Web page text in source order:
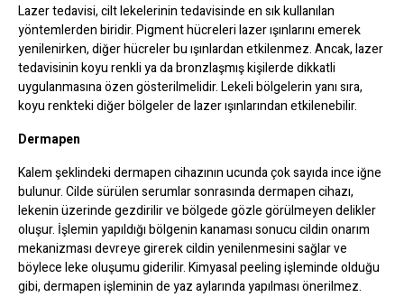
Lazer tedavisi, cilt lekelerinin tedavisinde en sık kullanılan
yöntemlerden biridir. Pigment hücreleri lazer ışınlarını emerek
yenilenirken, diğer hücreler bu ışınlardan etkilenmez. Ancak, lazer
tedavisinin koyu renkli ya da bronzlaşmış kişilerde dikkatli
uygulanmasına özen gösterilmelidir. Lekeli bölgelerin yanı sıra,
koyu renkteki diğer bölgeler de lazer ışınlarından etkilenebilir.
Dermapen
Kalem şeklindeki dermapen cihazının ucunda çok sayıda ince iğne
bulunur. Cilde sürülen serumlar sonrasında dermapen cihazı,
lekenin üzerinde gezdirilir ve bölgede gözle görülmeyen delikler
oluşur. İşlemin yapıldığı bölgenin kanaması sonucu cildin onarım
mekanizması devreye girerek cildin yenilenmesini sağlar ve
böylece leke oluşumu giderilir. Kimyasal peeling işleminde olduğu
gibi, dermapen işleminin de yaz aylarında yapılması önerilmez.